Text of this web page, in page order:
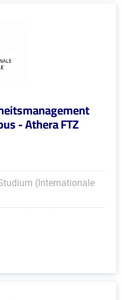
- Athera FTZ
(Internationale